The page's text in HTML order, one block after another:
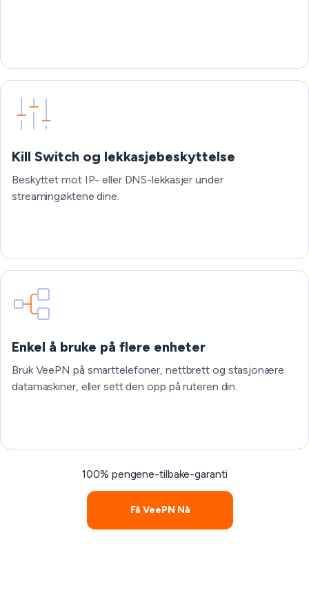
Kill Switch og lekkasjebeskyttelse
Beskyttet mot IP- eller DNS-lekkasjer under
streamingøktene dine.
Enkel å bruke på flere enheter
Bruk VeePN på smarttelefoner, nettbrett og stasjonære
datamaskiner, eller sett den opp på ruteren din.
100% pengene-tilbake-garanti
Få VeePN Nå